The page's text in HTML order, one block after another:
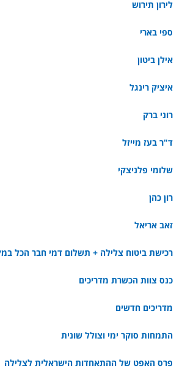
לירון תירוש
ספי בארי
אילן ביטון
איציק רינגל
רוני ברק
ד"ר בעז מייזל
שלומי פלניצקי
רון כהן
זאב אריאל
רכישת ביטוח צלילה + תשלום דמי חבר הכל
כנס צוות הכשרת מדריכים
מדריכים חדשים
התמחות סוקר ימי וצולל שונית
פרס האפט של ההתאחדות הישראלית לצלילה